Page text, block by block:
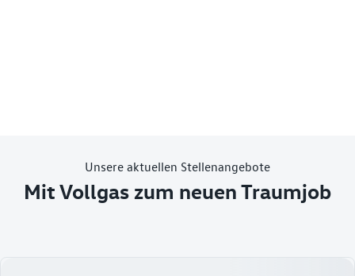
Unsere aktuellen Stellenangebote
Mit Vollgas zum neuen Traumjob